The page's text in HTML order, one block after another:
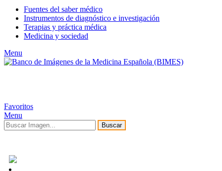
Fuentes del saber médico
Instrumentos de diagnóstico e investigación
Terapias y práctica médica
Medicina y sociedad
Menu
Favoritos
Menu
Buscar